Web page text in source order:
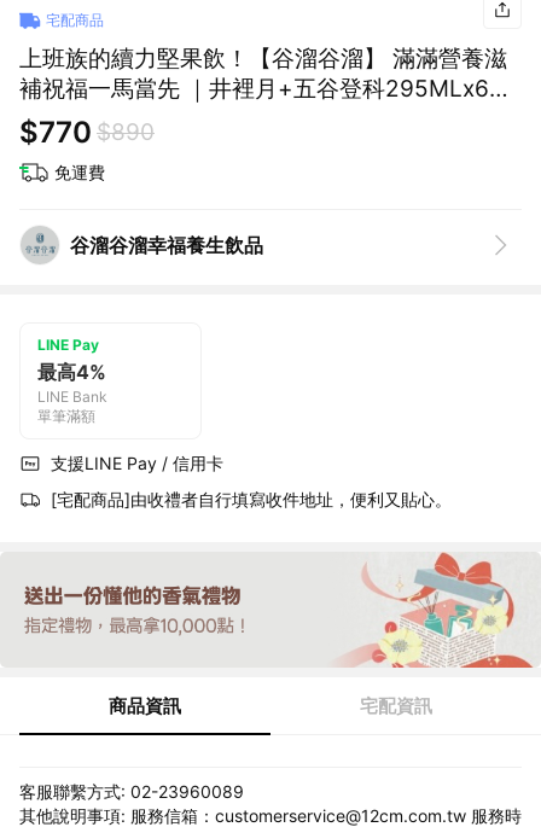
宅配商品
上班族的續力堅果飲！【谷溜谷溜】 滿滿營養滋
補祝福一馬當先 ｜井裡月+五谷登科295MLx6瓶
禮盒｜生日禮物、送禮、伴手禮
$770 $890
免運費
谷溜谷溜幸福養生飲品
LINE Pay
最高4%
LINE Bank
單筆滿額
支援LINE Pay / 信用卡
[宅配商品]由收禮者自行填寫收件地址，便利又貼心。
商品資訊 宅配資訊
客服聯繫方式: 02-23960089
其他說明事項: 服務信箱：customerservice@12cm.com.tw 服務時